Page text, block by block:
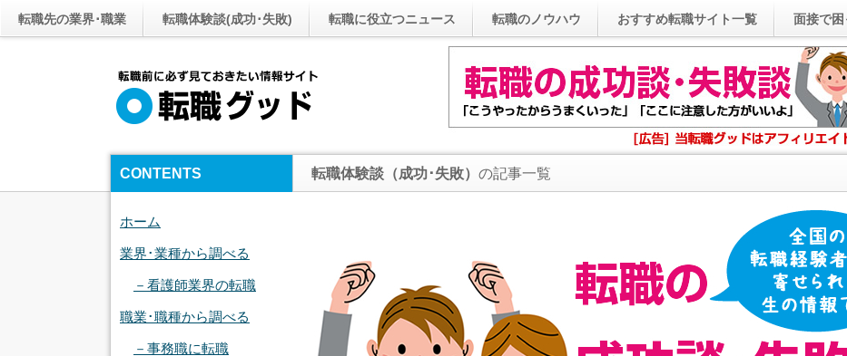
転職先の業界･職業 転職体験談(成功･失敗) 転職に役立つニュース 転職のノウハウ おすすめ転職サイト一覧 面接で
転職体験談（成功･失敗） の記事一覧
CONTENTS
ホーム
業界･業種から調べる
－看護師業界の転職
職業･職種から調べる
－事務職に転職